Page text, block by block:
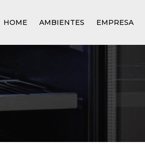
HOME AMBIENTES EMPRESA